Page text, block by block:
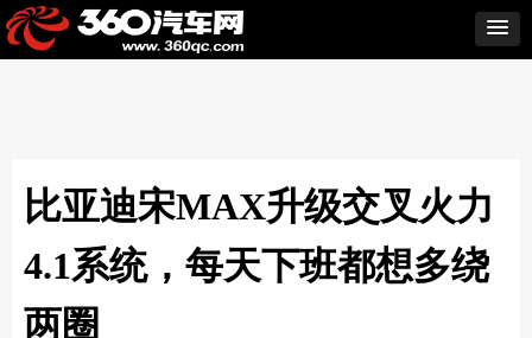
比亚迪宋MAX升级交叉火力
4.1系统，每天下班都想多绕
两圈